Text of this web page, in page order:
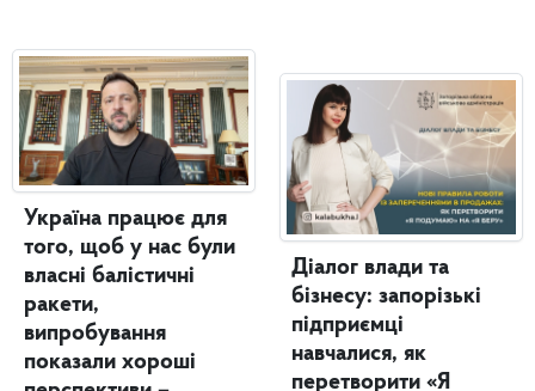
Україна працює для
того, щоб у нас були
власні балістичні
ракети,
випробування
показали хороші
Діалог влади та
бізнесу: запорізькі
підприємці
навчалися, як
перетворити «Я